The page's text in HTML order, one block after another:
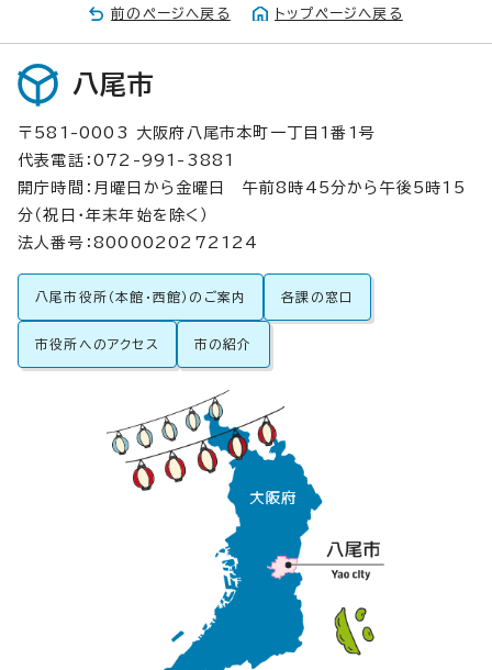
前のページへ戻る トップページへ戻る
八尾市
〒581-0003 大阪府八尾市本町一丁目1番1号
代表電話：072-991-3881
開庁時間：月曜日から金曜日 午前8時45分から午後5時15
分（祝日・年末年始を除く）
法人番号：8000020272124
八尾市役所（本館・西館）のご案内 各課の窓口
市役所へのアクセス 市の紹介